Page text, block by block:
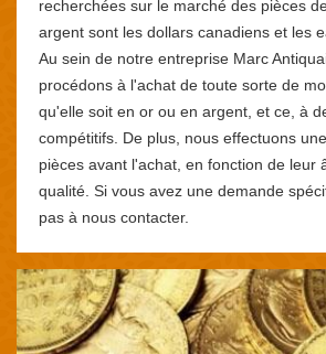
recherchées sur le marché des pièces
argent sont les dollars canadiens et les
Au sein de notre entreprise Marc
procédons à l'achat de toute sorte de
qu'elle soit en or ou en argent, et ce, à
compétitifs. De plus, nous effectuons
pièces avant l'achat, en fonction de leur
qualité. Si vous avez une demande
pas à nous contacter.